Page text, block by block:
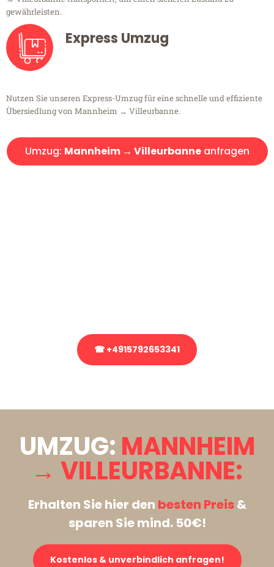
gewährleisten.
Express Umzug
Nutzen Sie unseren Express-Umzug für eine schnelle und effiziente
Übersiedlung von Mannheim → Villeurbanne.
Umzug: Mannheim → Villeurbanneanfragen
☎ +4915792653341
UMZUG: MANNHEIM
→ VILLEURBANNE:
Erhalten Sie hier den besten Preis&
sparen Sie mind. 50€!
Kostenlos & unverbindlich anfragen!